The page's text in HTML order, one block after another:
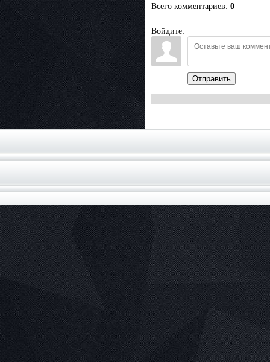
Всего комментариев: 0
Войдите:
Отправить